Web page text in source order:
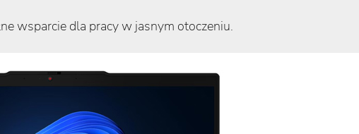
wsparcie dla pracy w jasnym otoczeniu.